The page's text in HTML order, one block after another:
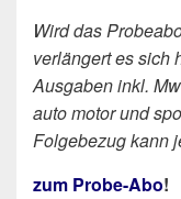
Wird das
verlängert es sich
Ausgaben inkl.
auto motor und
Folgebezug kann
zum Probe-Abo!